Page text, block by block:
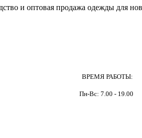
и оптовая продажа одежды для
ВРЕМЯ РАБОТЫ:
Пн-Вс: 7.00 - 19.00